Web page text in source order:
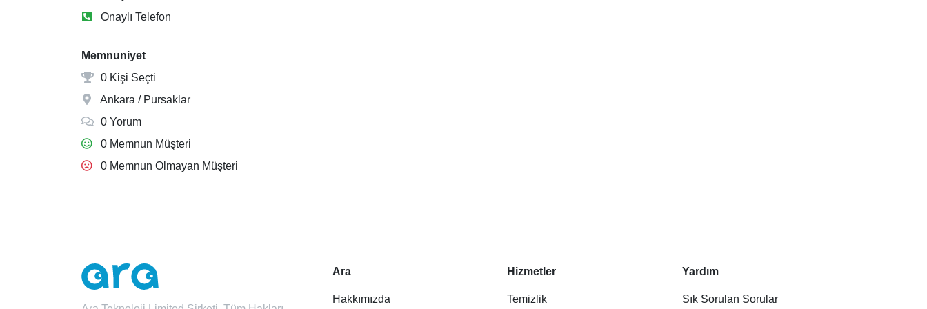
Onaylı Telefon
Memnuniyet
0 Kişi Seçti
Ankara / Pursaklar
0 Yorum
0 Memnun Müşteri
0 Memnun Olmayan Müşteri
Ara
Hakkımızda
Hizmetler
Temizlik
Yardım
Sık Sorulan Sorular